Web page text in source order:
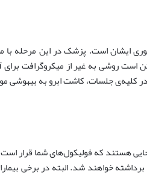
ایشان است. پزشک در این مرحله با
است روشی به غیر از میکروگرافت برای
جلسات، کاشت ابرو به بیهوشی
هستند که فولیکول‌های شما قرار
خواهند شد. البته در برخی